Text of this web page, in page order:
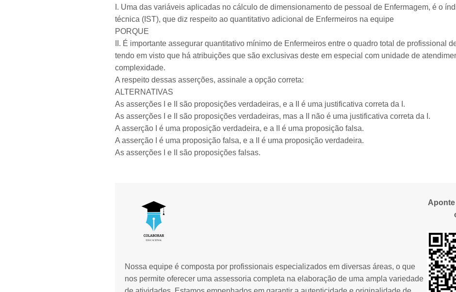
I. Uma das variáveis aplicadas no cálculo de dimensionamento de pessoal de Enfermagem, é o
técnica (IST), que diz respeito ao quantitativo adicional de Enfermeiros na equipe
PORQUE
II. É importante assegurar quantitativo mínimo de Enfermeiros entre o quadro total de profissional
tendo em visto que há atribuições que são exclusivas deste em especial com unidade de
complexidade.
A respeito dessas asserções, assinale a opção correta:
ALTERNATIVAS
As asserções I e II são proposições verdadeiras, e a II é uma justificativa correta da I.
As asserções I e II são proposições verdadeiras, mas a II não é uma justificativa correta da I.
A asserção I é uma proposição verdadeira, e a II é uma proposição falsa.
A asserção I é uma proposição falsa, e a II é uma proposição verdadeira.
As asserções I e II são proposições falsas.
Nossa equipe é composta por profissionais especializados em diversas áreas, o que
nos permite oferecer uma assessoria completa na elaboração de uma ampla variedade